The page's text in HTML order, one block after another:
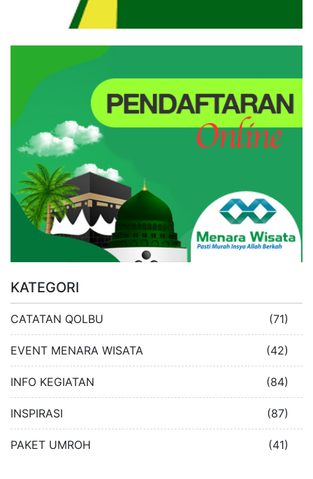
KATEGORI
CATATAN QOLBU (71)
EVENT MENARA WISATA (42)
INFO KEGIATAN (84)
INSPIRASI (87)
PAKET UMROH (41)